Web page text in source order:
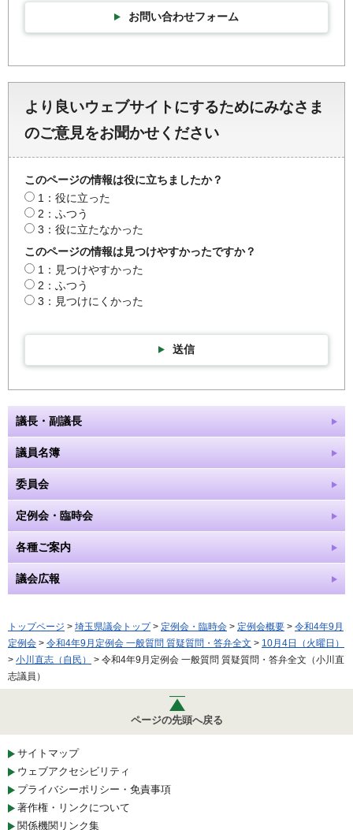
お問い合わせフォーム
より良いウェブサイトにするためにみなさま
のご意見をお聞かせください
このページの情報は役に立ちましたか？
1：役に立った
2：ふつう
3：役に立たなかった
このページの情報は見つけやすかったですか？
1：見つけやすかった
2：ふつう
3：見つけにくかった
送信
議長・副議長
議員名簿
委員会
定例会・臨時会
各種ご案内
議会広報
トップページ > 埼玉県議会トップ> 定例会・臨時会 > 定例会概要 > 令和4年9月
定例会 > 令和4年9月定例会 一般質問 質疑質問・答弁全文 > 10月4日（火曜日）
> 小川直志（自民）
> 令和4年9月定例会 一般質問 質疑質問・答弁全文（小川直
志議員）
ページの先頭へ戻る
サイトマップ
ウェブアクセシビリティ
プライバシーポリシー・免責事項
著作権・リンクについて
関係機関リンク集